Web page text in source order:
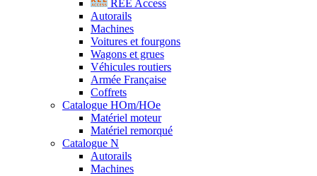
REE Access
Autorails
Machines
Voitures et fourgons
Wagons et grues
Véhicules routiers
Armée Française
Coffrets
Catalogue HOm/HOe
Matériel moteur
Matériel remorqué
Catalogue N
Autorails
Machines